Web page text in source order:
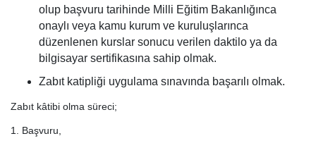
olup başvuru tarihinde Milli Eğitim Bakanlığınca
onaylı veya kamu kurum ve kuruluşlarınca
düzenlenen kurslar sonucu verilen daktilo ya da
bilgisayar sertifikasına sahip olmak.
Zabıt katipliği uygulama sınavında başarılı olmak.
Zabıt kâtibi olma süreci;
1. Başvuru,